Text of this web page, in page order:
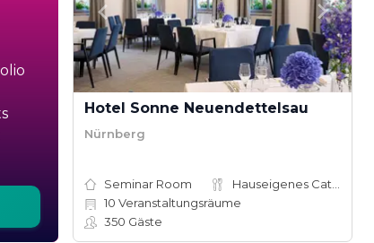
Hotel Sonne Neuendettelsau
Nürnberg
Seminar Room
10 Veranstaltungsräume
350 Gäste